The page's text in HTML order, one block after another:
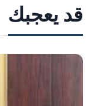
قد يعجبك